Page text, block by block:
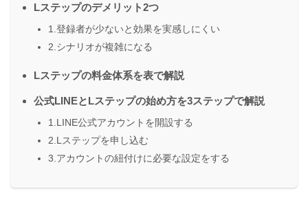
Lステップのデメリット2つ
1.登録者が少ないと効果を実感しにくい
2.シナリオが複雑になる
Lステップの料金体系を表で解説
公式LINEとLステップの始め方を3ステップで解説
1.LINE公式アカウントを開設する
2.Lステップを申し込む
3.アカウントの紐付けに必要な設定をする